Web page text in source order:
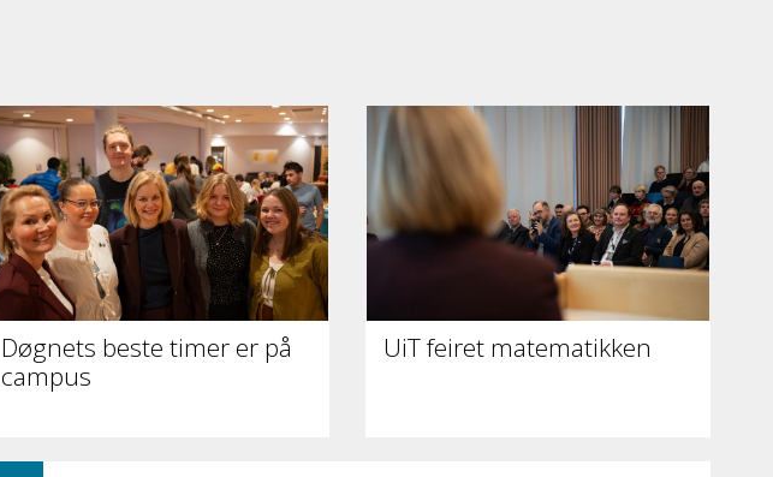
Døgnets beste timer er på
campus
UiT feiret matematikken